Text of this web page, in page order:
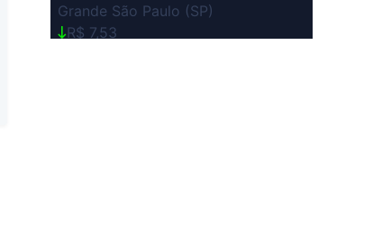
Grande São Paulo (SP)
R$ 7,53